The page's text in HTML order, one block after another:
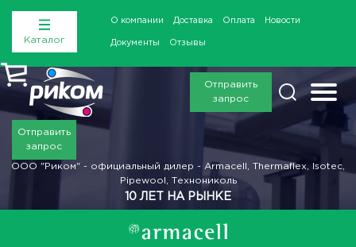
Каталог
О компании Доставка Оплата Новости
Документы Отзывы
Отправить
запрос
Отправить
запрос
ООО "Риком" - официальный дилер - Armacell, Thermaflex, Isotec,
Pipewool, Технониколь
10 ЛЕТ НА РЫНКЕ